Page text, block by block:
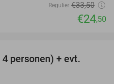
Regulier €33,50
€24,50
personen) + evt.